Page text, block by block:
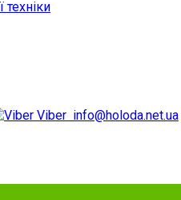
Viber info@holoda.net.ua